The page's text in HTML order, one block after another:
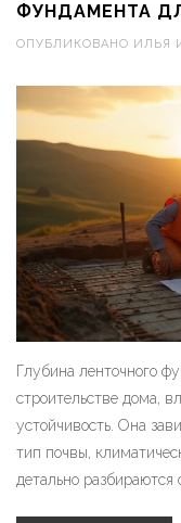
ФУНДАМЕНТА
ОПУБЛИКОВАНО ИЛЬЯ
Глубина ленточного
строительстве дома,
устойчивость. Она
тип почвы,
детально